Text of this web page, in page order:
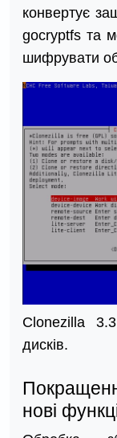
конвертує
gocryptfs та
шифрувати
Clonezilla
дисків.
нові